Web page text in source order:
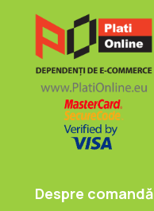
Despre comandă